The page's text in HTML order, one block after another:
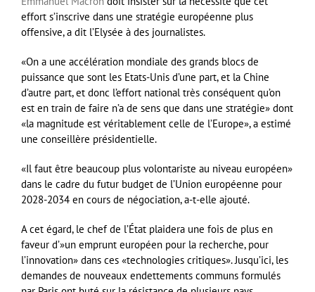
effort s’inscrive dans une stratégie européenne plus
offensive, a dit l’Elysée à des journalistes.
«On a une accélération mondiale des grands blocs de
puissance que sont les Etats-Unis d’une part, et la Chine
d’autre part, et donc l’effort national très conséquent qu’on
est en train de faire n’a de sens que dans une stratégie» dont
«la magnitude est véritablement celle de l’Europe», a estimé
une conseillère présidentielle.
«Il faut être beaucoup plus volontariste au niveau européen»
dans le cadre du futur budget de l’Union européenne pour
2028-2034 en cours de négociation, a-t-elle ajouté.
A cet égard, le chef de l’État plaidera une fois de plus en
faveur d’»un emprunt européen pour la recherche, pour
l’innovation» dans ces «technologies critiques». Jusqu’ici, les
demandes de nouveaux endettements communs formulés